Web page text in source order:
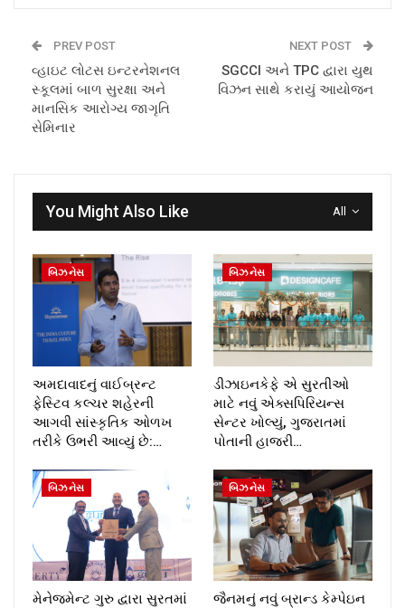
PREV POST
વ્હાઇટ લોટસ ઇન્ટરનેશનલ
સ્કૂલમાં બાળ સુરક્ષા અને
માનસિક આરોગ્ય જાગૃતિ
સેમિનાર
NEXT POST
SGCCI અને TPC દ્વારા યુથ
વિઝન સાથે કરાયું આયોજન
All
You Might Also Like
બિઝનેસ
અમદાવાદનું વાઈબ્રન્ટ
ફેસ્ટિવ કલ્ચર શહેરની
આગવી સાંસ્કૃતિક ઓળખ
તરીકે ઉભરી આવ્યું છે:…
બિઝનેસ
ડીઝાઇનકેફે એ સુરતીઓ
માટે નવું એક્સપિરિયન્સ
સેન્ટર ખોલ્યું, ગુજરાતમાં
પોતાની હાજરી…
બિઝનેસ
મેનેજમેન્ટ ગુરુ દ્વારા સુરતમાં
બિઝનેસ
જૈનમનું નવું બ્રાન્ડ કેમ્પેઇન